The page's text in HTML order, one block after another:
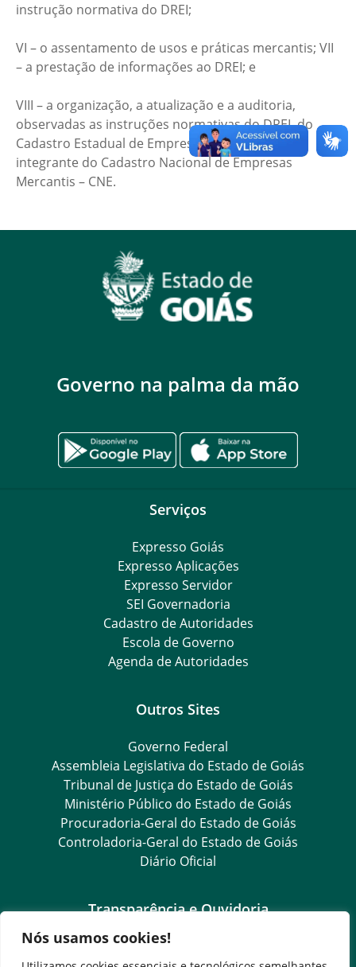
Nós usamos cookies!
instrução normativa do DREI;
VI – o assentamento de usos e práticas mercantis; VII
– a prestação de informações ao DREI; e
VIII – a organização, a atualização e a auditoria,
observadas as instruções normativas do DREI, do
Cadastro Estadual de Empresas Mercantis – CEE,
integrante do Cadastro Nacional de Empresas
Mercantis – CNE.
Governo na palma da mão
Serviços
Expresso Goiás
Expresso Aplicações
Expresso Servidor
SEI Governadoria
Cadastro de Autoridades
Escola de Governo
Agenda de Autoridades
Outros Sites
Governo Federal
Assembleia Legislativa do Estado de Goiás
Tribunal de Justiça do Estado de Goiás
Ministério Público do Estado de Goiás
Procuradoria-Geral do Estado de Goiás
Controladoria-Geral do Estado de Goiás
Diário Oficial
Transparência e Ouvidoria
LGPD